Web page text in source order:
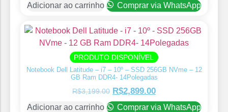
Adicionar ao carrinho Comprar via WhatsApp
PRODUTO DISPONÍVEL
Notebook Dell Latitude – i7 – 10º – SSD 256GB NVme – 12
GB Ram DDR4- 14Polegadas
R$3,199.00 R$2,899.00
Adicionar ao carrinho Comprar via WhatsApp